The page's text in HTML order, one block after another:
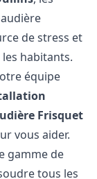
de stress et
habitants.
équipe
Frisquet
vous aider.
gamme de
tous les